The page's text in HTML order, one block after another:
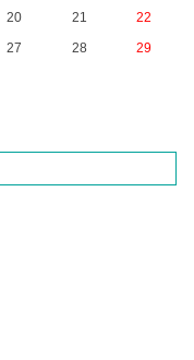
20 21
22
27 28
29